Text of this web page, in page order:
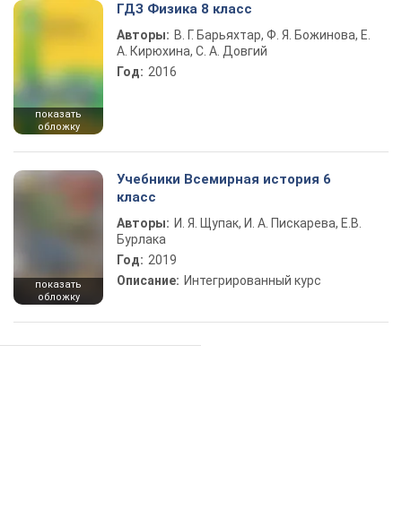
показать
обложку
ГДЗ Физика 8 класс
Авторы: В. Г. Барьяхтар, Ф. Я. Божинова, Е.
А. Кирюхина, С. А. Довгий
Год: 2016
показать
обложку
Учебники Всемирная история 6
класс
Авторы: И. Я. Щупак, И. А. Пискарева, Е.В.
Бурлака
Год: 2019
Описание: Интегрированный курс